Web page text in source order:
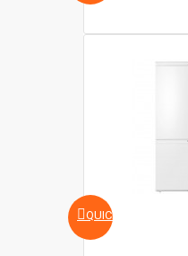
QUICKVIEW